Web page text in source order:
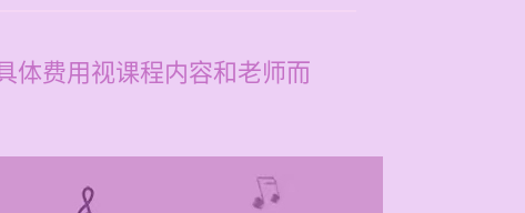
体费用视课程内容和老师而